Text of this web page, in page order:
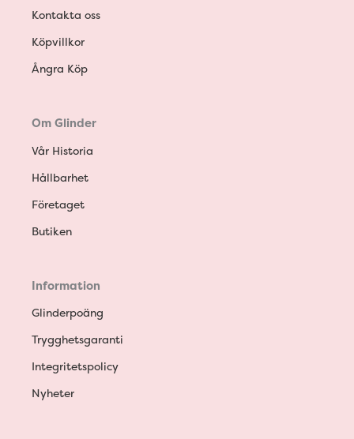
Kontakta oss
Köpvillkor
Ångra Köp
Om Glinder
Vår Historia
Hållbarhet
Företaget
Butiken
Information
Glinderpoäng
Trygghetsgaranti
Integritetspolicy
Nyheter